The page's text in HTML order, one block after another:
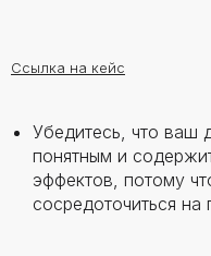
Ссылка на кейс
Убедитесь, что ваш
понятным и
эффектов, потому
сосредоточиться на